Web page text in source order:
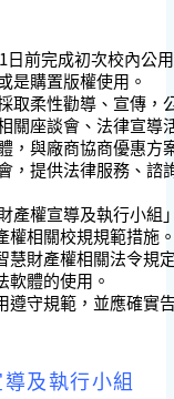
日前完成初次校內公
是購置版權使用。
取柔性勸導、宣傳，
關座談會、法律宣導
，與廠商協商優惠方
，提供法律服務、諮
產權宣導及執行小組
權相關校規規範措施
慧財產權相關法令規
軟體的使用。
遵守規範，並應確實
及執行小組